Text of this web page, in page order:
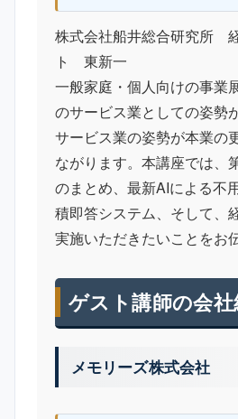
株式会社船井総合研究所
ト 東新一
一般家庭・個人向けの事業
のサービス業としての姿勢
サービス業の姿勢が本業の
ながります。本講座では、
のまとめ、最新AIによる不
積即答システム、そして、
実施いただきたいことをお
ゲスト講師の会
メモリーズ株式会社